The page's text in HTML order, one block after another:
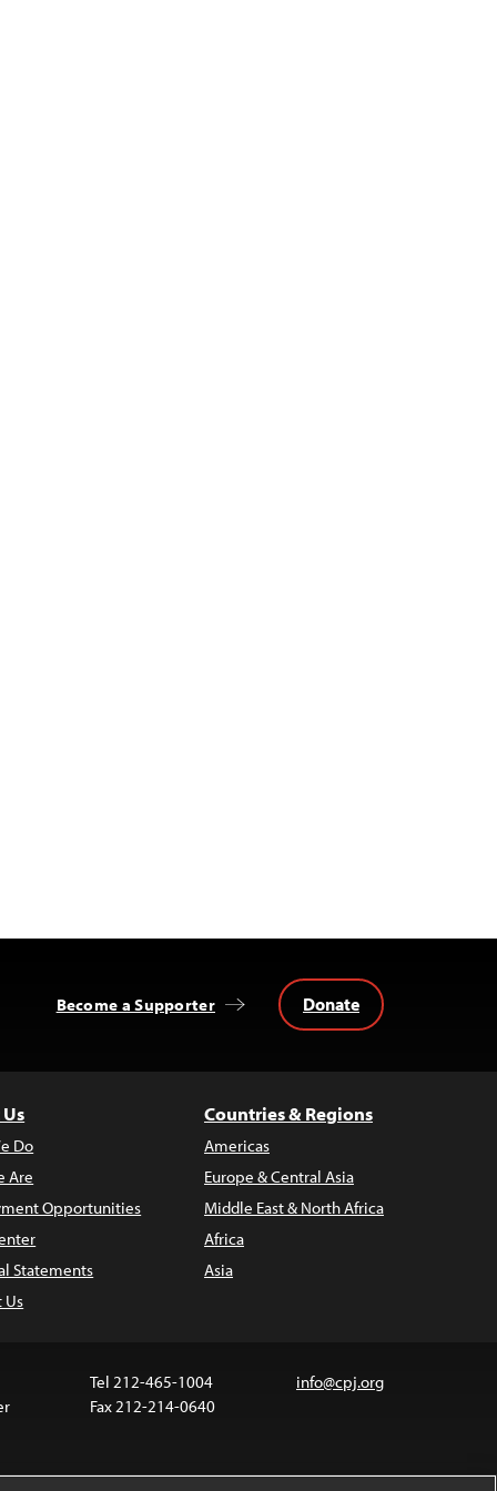
Become a Supporter Donate
Do
Are
Opportunities
Statements
Us
Countries & Regions
Americas
Europe & Central Asia
Middle East & North Africa
Africa
Asia
Tel 212-465-1004
Fax 212-214-0640
info@cpj.org